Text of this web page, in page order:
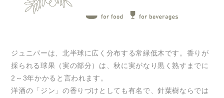
ジュニパーは、北半球に広く分布する常緑低木です。香りが
採られる球果（実の部分）は、秋に実がなり黒く熟すまでに
2～3年かかると言われます。
洋酒の「ジン」の香りづけとしても有名で、針葉樹ならでは